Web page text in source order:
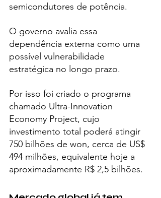
semicondutores de potência.
O governo avalia essa
dependência externa como uma
possível vulnerabilidade
estratégica no longo prazo.
Por isso foi criado o programa
chamado Ultra-Innovation
Economy Project, cujo
investimento total poderá atingir
750 bilhões de won, cerca de US$
494 milhões, equivalente hoje a
aproximadamente R$ 2,5 bilhões.